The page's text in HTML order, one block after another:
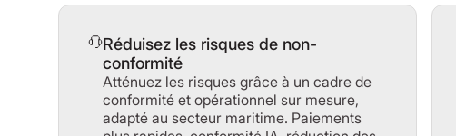
Réduisez les risques de non-
conformité
Atténuez les risques grâce à un cadre de
conformité et opérationnel sur mesure,
adapté au secteur maritime. Paiements